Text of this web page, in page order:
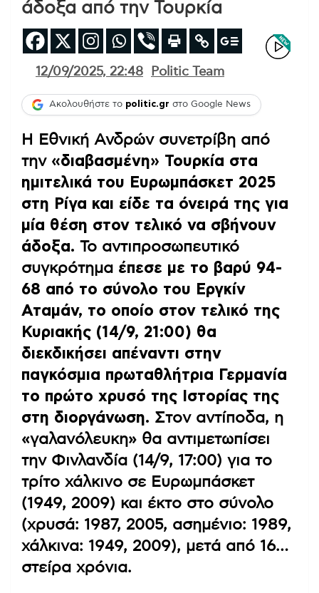
άδοξα από την Τουρκία
12/09/2025, 22:48 Politic Team
Ακολουθήστε το politic.gr στο Google News
Η Εθνική Ανδρών συνετρίβη από
την «διαβασμένη» Τουρκία στα
ημιτελικά του Ευρωμπάσκετ 2025
στη Ρίγα και είδε τα όνειρά της για
μία θέση στον τελικό να σβήνουν
άδοξα. Το αντιπροσωπευτικό
συγκρότημα έπεσε με το βαρύ 94-
68 από το σύνολο του Εργκίν
Αταμάν, το οποίο στον τελικό της
Κυριακής (14/9, 21:00) θα
διεκδικήσει απέναντι στην
παγκόσμια πρωταθλήτρια Γερμανία
το πρώτο χρυσό της Ιστορίας της
στη διοργάνωση. Στον αντίποδα, η
«γαλανόλευκη» θα αντιμετωπίσει
την Φινλανδία (14/9, 17:00) για το
τρίτο χάλκινο σε Ευρωμπάσκετ
(1949, 2009) και έκτο στο σύνολο
(χρυσά: 1987, 2005, ασημένιο: 1989,
χάλκινα: 1949, 2009), μετά από 16…
στείρα χρόνια.